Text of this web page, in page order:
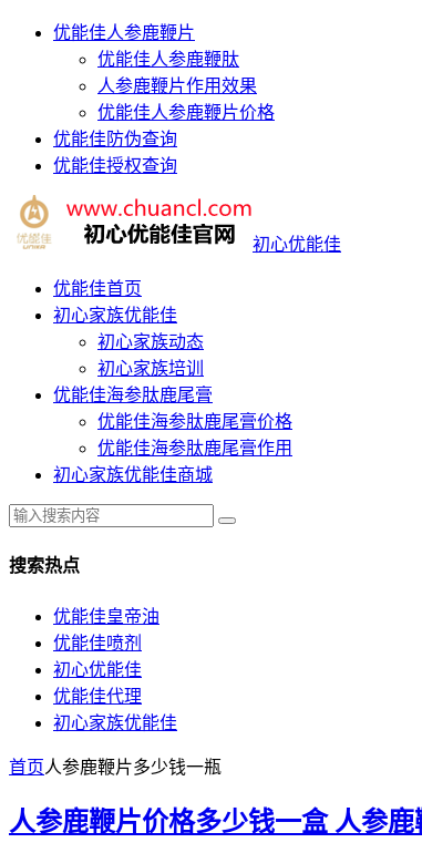
优能佳人参鹿鞭片
优能佳人参鹿鞭肽
人参鹿鞭片作用效果
优能佳人参鹿鞭片价格
优能佳防伪查询
优能佳授权查询
初心优能佳
优能佳首页
初心家族优能佳
初心家族动态
初心家族培训
优能佳海参肽鹿尾膏
优能佳海参肽鹿尾膏价格
优能佳海参肽鹿尾膏作用
初心家族优能佳商城
搜索热点
优能佳皇帝油
优能佳喷剂
初心优能佳
优能佳代理
初心家族优能佳
首页人参鹿鞭片多少钱一瓶
人参鹿鞭片价格多少钱一盒 人参